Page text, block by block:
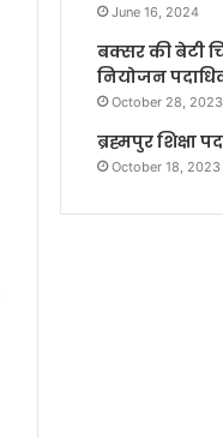
June 16, 2024
बक्सर की बेटी
नियोजन
October 28, 2023
ब्रह्मपुर शिक्षा
October 18, 2023